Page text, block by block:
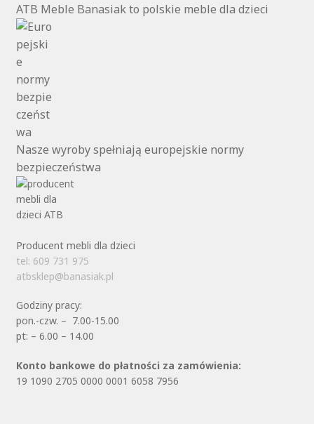
ATB Meble Banasiak to polskie meble dla dzieci
Nasze wyroby spełniają europejskie normy
bezpieczeństwa
Producent mebli dla dzieci
tel: 609 731 975
atbsklep@banasiak.pl
Godziny pracy:
pon.-czw. – 7.00-15.00
pt: – 6.00 – 14.00
Konto bankowe do płatności za zamówienia:
19 1090 2705 0000 0001 6058 7956